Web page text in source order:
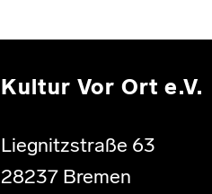
Kultur Vor Ort e.V.
Liegnitzstraße 63
28237 Bremen